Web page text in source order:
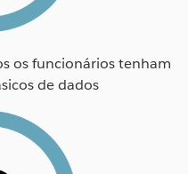
os funcionários tenham
de dados